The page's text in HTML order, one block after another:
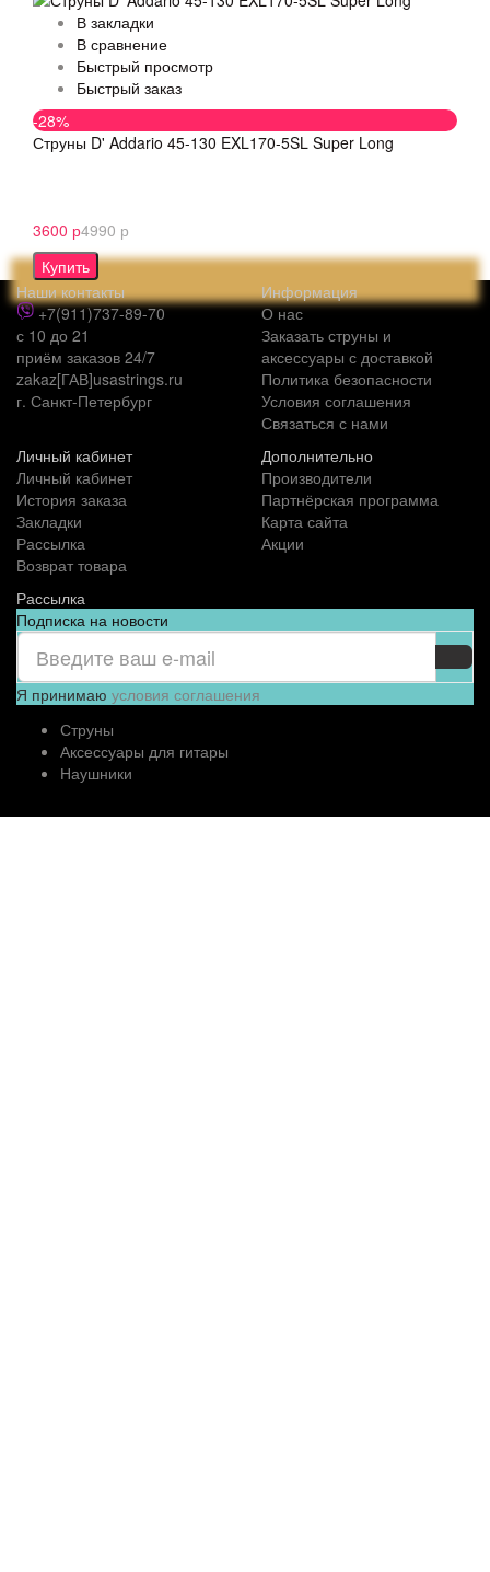
В закладки
В сравнение
Быстрый просмотр
Быстрый заказ
-28%
Струны D' Addario 45-130 EXL170-5SL Super Long
3600 р4990 р
Купить
Наши контакты
+7(911)737-89-70
с 10 до 21
приём заказов 24/7
zakaz[ГАВ]usastrings.ru
г. Санкт-Петербург
Информация
О нас
Заказать струны и
аксессуары с доставкой
Политика безопасности
Условия соглашения
Связаться с нами
Личный кабинет
Личный кабинет
История заказа
Закладки
Рассылка
Возврат товара
Дополнительно
Производители
Партнёрская программа
Карта сайта
Акции
Рассылка
Подписка на новости
Я принимаю условия соглашения
Струны
Аксессуары для гитары
Наушники